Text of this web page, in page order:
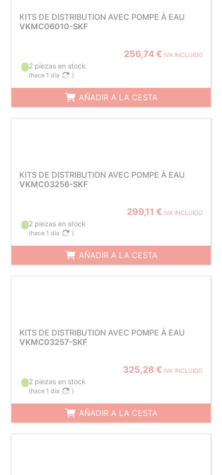
KITS DE DISTRIBUTION AVEC POMPE À EAU
VKMC06010-SKF
256,74 € IVA INCLUIDO
2 piezas en stock
(hace 1 día )
AÑADIR A LA CESTA
KITS DE DISTRIBUTION AVEC POMPE À EAU
VKMC03256-SKF
299,11 € IVA INCLUIDO
2 piezas en stock
(hace 1 día )
AÑADIR A LA CESTA
KITS DE DISTRIBUTION AVEC POMPE À EAU
VKMC03257-SKF
325,28 € IVA INCLUIDO
2 piezas en stock
(hace 1 día )
AÑADIR A LA CESTA